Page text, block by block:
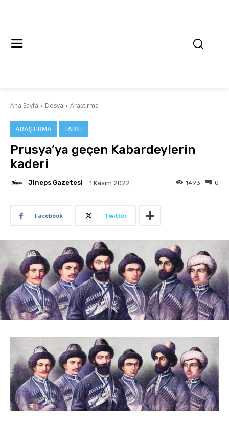
Ana Sayfa Dosya Araştırma
ARAŞTIRMA TARIH
Prusya’ya geçen Kabardeylerin
kaderi
Jineps Gazetesi 1 Kasım 2022 0
1493
Facebook Twitter